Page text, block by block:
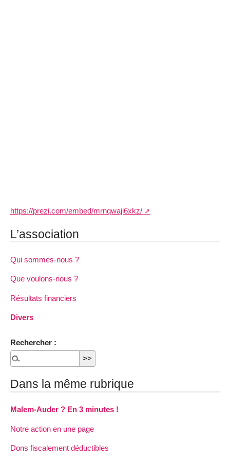
https://prezi.com/embed/mrnqwaji6xkz/
L’association
Qui sommes-nous ?
Que voulons-nous ?
Résultats financiers
Divers
Rechercher :
Dans la même rubrique
Malem-Auder ? En 3 minutes !
Notre action en une page
Dons fiscalement déductibles